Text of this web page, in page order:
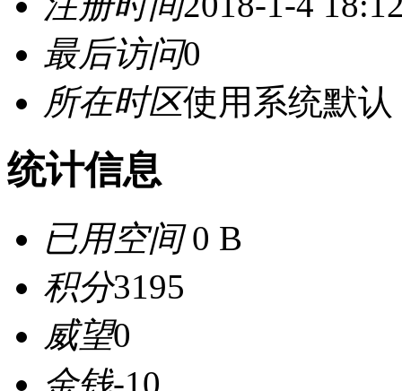
最后访问0
所在时区使用系统默认
统计信息
已用空间0 B
积分3195
威望0